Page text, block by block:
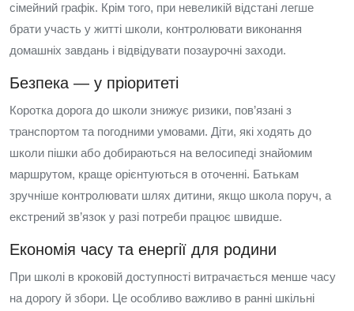
сімейний графік. Крім того, при невеликій відстані легше
брати участь у житті школи, контролювати виконання
домашніх завдань і відвідувати позаурочні заходи.
Безпека — у пріоритеті
Коротка дорога до школи знижує ризики, пов’язані з
транспортом та погодними умовами. Діти, які ходять до
школи пішки або добираються на велосипеді знайомим
маршрутом, краще орієнтуються в оточенні. Батькам
зручніше контролювати шлях дитини, якщо школа поруч, а
екстрений зв’язок у разі потреби працює швидше.
Економія часу та енергії для родини
При школі в кроковій доступності витрачається менше часу
на дорогу й збори. Це особливо важливо в ранні шкільні